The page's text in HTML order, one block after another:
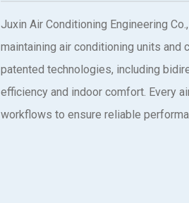
Juxin Air Conditioning Engineering
maintaining air conditioning units
patented technologies, including
efficiency and indoor comfort. Every
workflows to ensure reliable
single air conditioning unit or a